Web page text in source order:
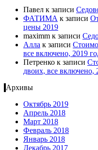
Павел к записи
ФАТИМА к записи
цены 2019
maximm к записи
Алла к записи
все включено, 2019
Петренко к записи
двоих, все включено,
Архивы
Октябрь 2019
Апрель 2018
Март 2018
Февраль 2018
Январь 2018
Декабрь 2017